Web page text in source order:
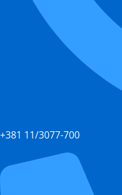
+381 11/3077-700